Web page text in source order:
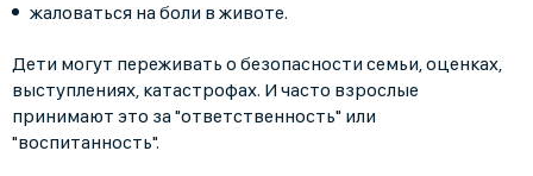
жаловаться на боли в животе.
Дети могут переживать о безопасности семьи, оценках,
выступлениях, катастрофах. И часто взрослые
принимают это за "ответственность" или
"воспитанность".